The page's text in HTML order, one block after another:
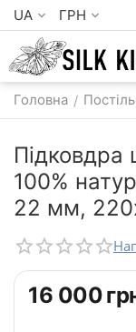
UA ГРН
Головна /
Підковдра
100%
22 мм,
‍16 000‍